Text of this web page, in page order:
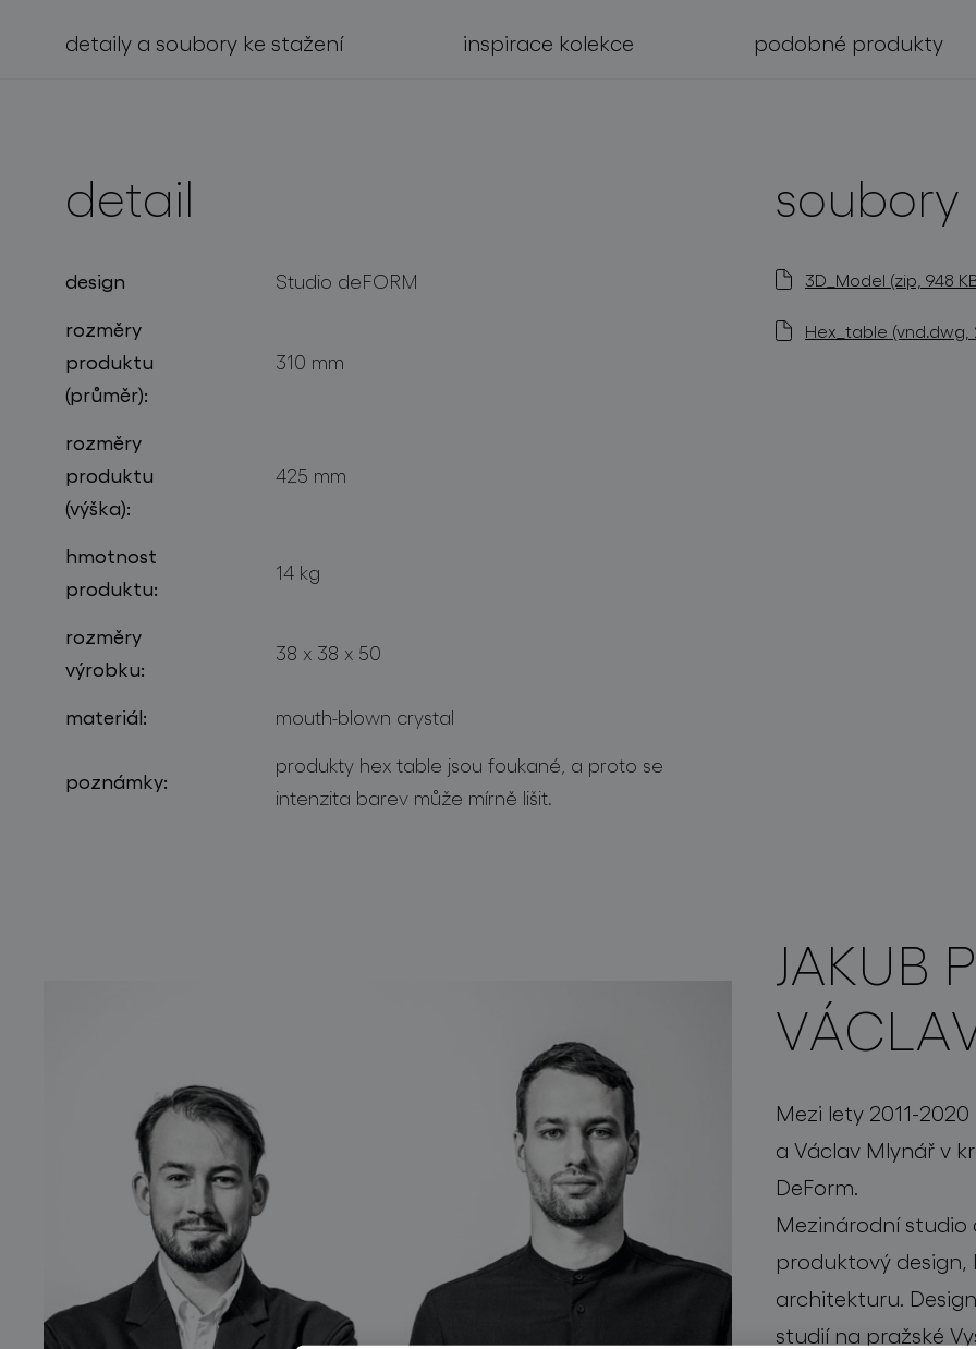
detaily a soubory ke stažení inspirace kolekce podobné produkty
detail
design Studio deFORM
rozměry
produktu
(průměr):
310 mm
rozměry
produktu
(výška):
425 mm
hmotnost
produktu:
14 kg
rozměry
výrobku:
38 x 38 x 50
materiál: mouth-blown crystal
poznámky:
produkty hex table jsou foukané, a proto se
intenzita barev může mírně lišit.
soubory
3D_Model (zip, 948
Hex_table (vnd.dwg,
JAKUB
Mezi lety 2011-
a Václav Mlynář v
DeForm.
Mezinárodní studio
produktový design,
architekturu.
studií na pražské